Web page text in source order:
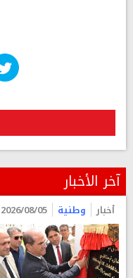
آخر الأخبار
أخبار وطنية 2026/08/05 20:08